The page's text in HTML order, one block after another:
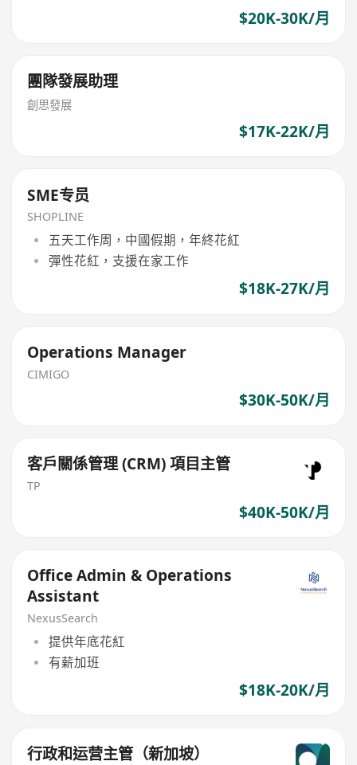
$20K-30K/月
團隊發展助理
創思發展
$17K-22K/月
SME专员
SHOPLINE
五天工作周，中國假期，年終花紅
彈性花紅，支援在家工作
$18K-27K/月
Operations Manager
CIMIGO
$30K-50K/月
客戶關係管理 (CRM) 項目主管
TP
$40K-50K/月
Office Admin & Operations
Assistant
NexusSearch
提供年底花紅
有薪加班
$18K-20K/月
行政和运营主管（新加坡）